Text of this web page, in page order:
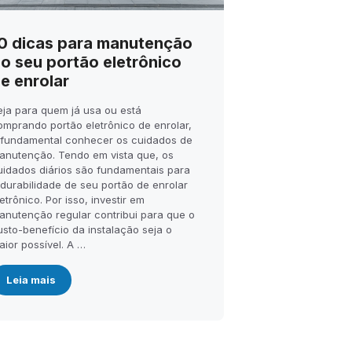
dicas para manutenção
seu portão eletrônico
enrolar
para quem já usa ou está
portão eletrônico de enrolar,
conhecer os cuidados de
Tendo em vista que, os
diários são fundamentais para
de seu portão de enrolar
Por isso, investir em
regular contribui para que o
benefício da instalação seja o
possível. A …
Leia mais